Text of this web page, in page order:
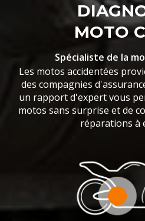
MOTO
Spécialiste de la
Les motos accidentées
des compagnies
un rapport d'expert vous
motos sans surprise et de
réparations à